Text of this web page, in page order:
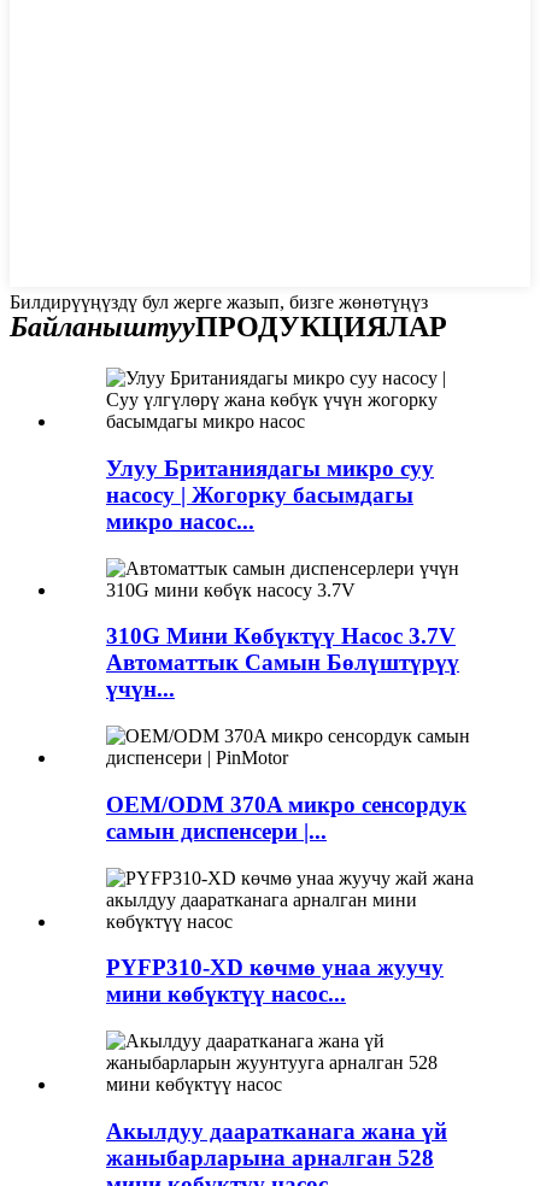
Билдирүүңүздү бул жерге жазып, бизге жөнөтүңүз
БайланыштууПРОДУКЦИЯЛАР
Улуу Британиядагы микро суу
насосу | Жогорку басымдагы
микро насос...
310G Мини Көбүктүү Насос 3.7V
Автоматтык Самын Бөлүштүрүү
үчүн...
OEM/ODM 370A микро сенсордук
самын диспенсери |...
PYFP310-XD көчмө унаа жуучу
мини көбүктүү насос...
Акылдуу дааратканага жана үй
жаныбарларына арналган 528